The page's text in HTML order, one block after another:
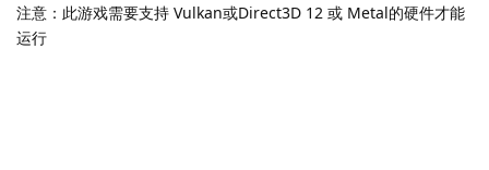
注意：此游戏需要支持 Vulkan或Direct3D 12 或 Metal的硬件才能
运行